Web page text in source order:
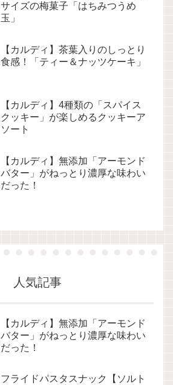
サイズの梅菓子「はちみつうめ
玉」
【カルディ】茶葉入りのしっとり
食感！「ティー＆ナッツケーキ」
【カルディ】4種類の「スパイス
クッキー」が楽しめるクッキーア
ソート
【カルディ】無添加「アーモンド
バター」がねっとり濃厚な味わい
だった！
人気記事
【カルディ】無添加「アーモンド
バター」がねっとり濃厚な味わい
だった！
フライドパスタスナック【ソルト